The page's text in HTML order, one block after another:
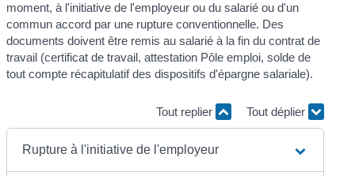
moment, à l'initiative de l'employeur ou du salarié ou d'un
commun accord par une rupture conventionnelle. Des
documents doivent être remis au salarié à la fin du contrat de
travail (certificat de travail, attestation Pôle emploi, solde de
tout compte récapitulatif des dispositifs d'épargne salariale).
Tout replier Tout déplier
Rupture à l'initiative de l'employeur